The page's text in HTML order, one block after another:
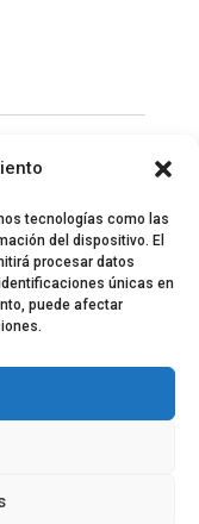
tecnologías como las
del dispositivo. El
procesar datos
únicas en
puede afectar